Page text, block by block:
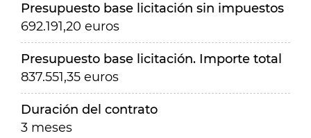
Presupuesto base licitación sin impuestos
692.191,20 euros
Presupuesto base licitación. Importe total
837.551,35 euros
Duración del contrato
3 meses